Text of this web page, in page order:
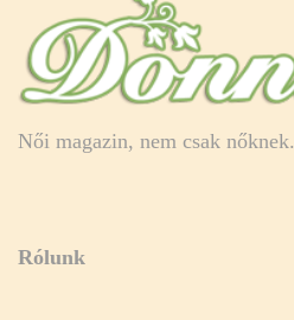
Női magazin, nem csak nőknek.
Rólunk